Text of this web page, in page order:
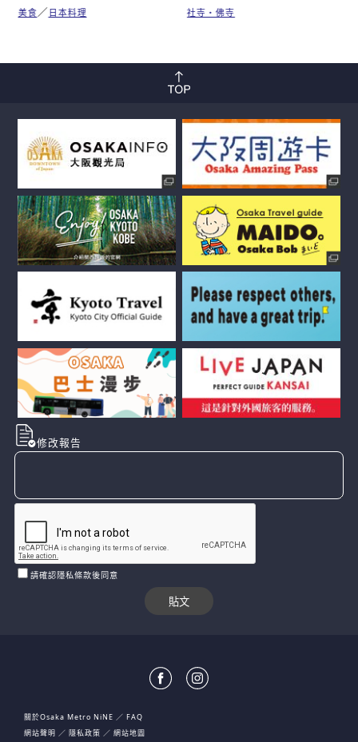
美食 日本料理 社寺・佛寺
修改報告
請確認隱私條款後同意
關於Osaka Metro NiNE
FAQ
網站聲明
隱私政策 網站地圖